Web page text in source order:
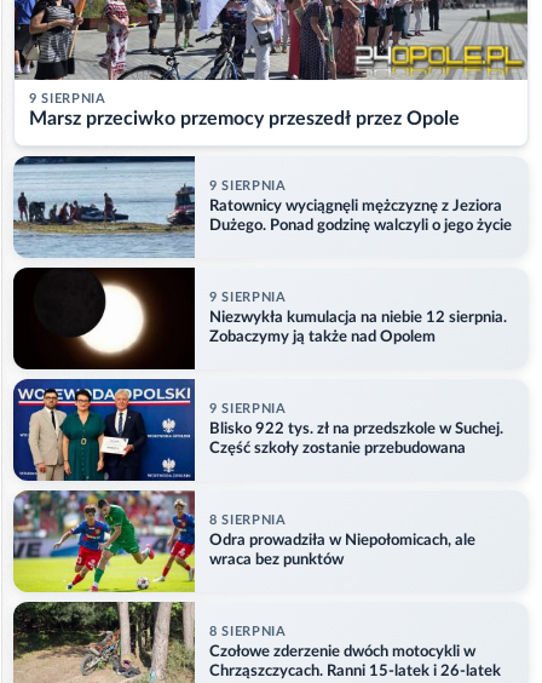
9 SIERPNIA
Marsz przeciwko przemocy przeszedł przez Opole
9 SIERPNIA
Ratownicy wyciągnęli mężczyznę z Jeziora
Dużego. Ponad godzinę walczyli o jego życie
9 SIERPNIA
Niezwykła kumulacja na niebie 12 sierpnia.
Zobaczymy ją także nad Opolem
9 SIERPNIA
Blisko 922 tys. zł na przedszkole w Suchej.
Część szkoły zostanie przebudowana
8 SIERPNIA
Odra prowadziła w Niepołomicach, ale
wraca bez punktów
8 SIERPNIA
Czołowe zderzenie dwóch motocykli w
Chrząszczycach. Ranni 15-latek i 26-latek